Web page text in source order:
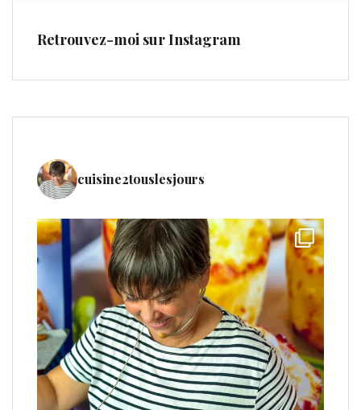
Retrouvez-moi sur Instagram
cuisine2touslesjours